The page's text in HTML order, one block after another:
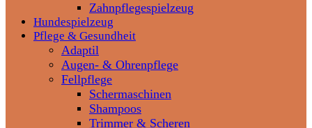
Zahnpflegespielzeug
Hundespielzeug
Pflege & Gesundheit
Adaptil
Augen- & Ohrenpflege
Fellpflege
Schermaschinen
Shampoos
Trimmer & Scheren